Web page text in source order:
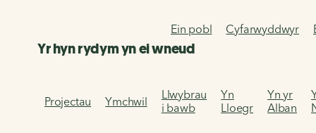
Ein pobl Cyfarwyddwyr
Yr hyn rydym yn ei wneud
Projectau Ymchwil
Llwybrau
i bawb
Yn
Lloegr
Yn yr
Alban